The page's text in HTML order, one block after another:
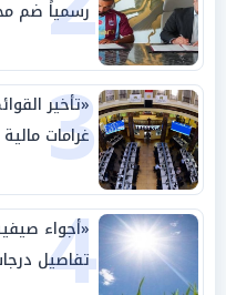
رسمياً ضم
3
«تأخير
غرامات مالية على 14
4
«أجواء
تفاصيل